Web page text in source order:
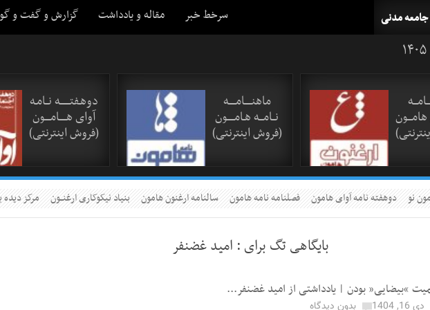
سرخط خبر مقاله و یادداشت گزارش و گفت و گو جامعه مدنی
هامـــون
ماهنـــــامـــــه
نــامـــه هـامـــــون
(فروش اینترنتی)
دوهـفتـــــــه نــامـه
آوای هـــــامــــون
(فروش اینترنتی)
نو دوهفته نامه آوای هامون فصلنامه نامه هامون سالنامه ارغنون هامون بنیاد نیکوکاری ارغنــون مرکز
بایگاهی تگ برای : امید غضنفر
“بیضایی” بودن | یادداشتی از امید غضنفر...
دی 16, 1404
بدون دیدگاه